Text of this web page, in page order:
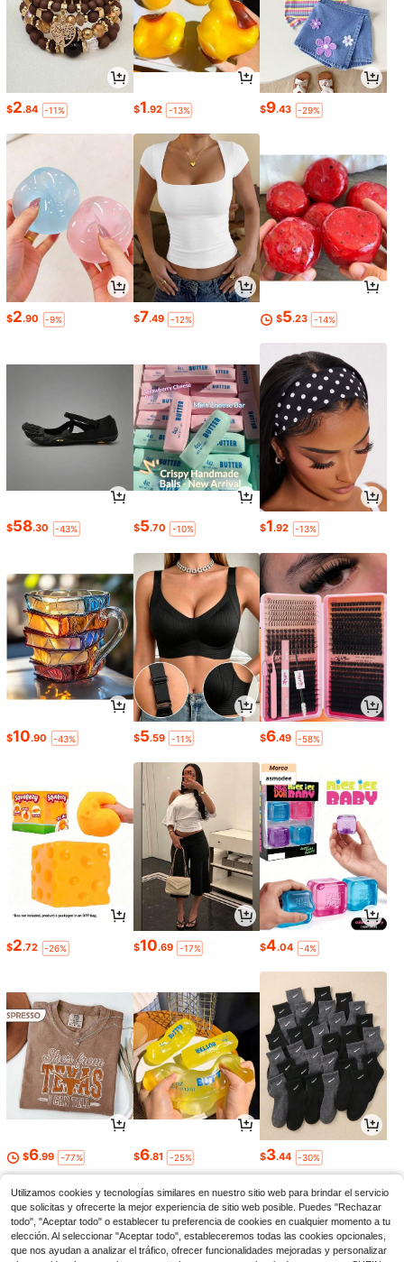
$2.84 -11% $1.92 -13% $9.43 -29%
$2.90 -9% $7.49 -12% $5.23 -14%
$58.30 -43% $5.70 -10% $1.92 -13%
$10.90 -43% $5.59 -11% $6.49 -58%
$2.72 -26% $10.69 -17% $4.04 -4%
$6.99 -77% $6.81 -25% $3.44 -30%
Utilizamos cookies y tecnologías similares en nuestro sitio web para brindar el servicio
que solicitas y ofrecerte la mejor experiencia de sitio web posible. Puedes "Rechazar
todo", "Aceptar todo" o establecer tu preferencia de cookies en cualquier momento a tu
elección. Al seleccionar "Aceptar todo", estableceremos todas las cookies opcionales,
que nos ayudan a analizar el tráfico, ofrecer funcionalidades mejoradas y personalizar